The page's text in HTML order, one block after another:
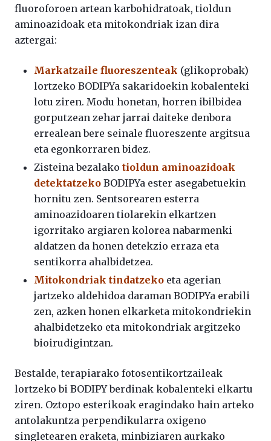
fluoroforoen artean karbohidratoak, tioldun
aminoazidoak eta mitokondriak izan dira
aztergai:
Markatzaile fluoreszenteak (glikoprobak)
lortzeko BODIPYa sakaridoekin kobalenteki
lotu ziren. Modu honetan, horren ibilbidea
gorputzean zehar jarrai daiteke denbora
errealean bere seinale fluoreszente argitsua
eta egonkorraren bidez.
Zisteina bezalako tioldun aminoazidoak
detektatzeko BODIPYa ester asegabetuekin
hornitu zen. Sentsorearen esterra
aminoazidoaren tiolarekin elkartzen
igorritako argiaren kolorea nabarmenki
aldatzen da honen detekzio erraza eta
sentikorra ahalbidetzea.
Mitokondriak tindatzeko eta agerian
jartzeko aldehidoa daraman BODIPYa erabili
zen, azken honen elkarketa mitokondriekin
ahalbidetzeko eta mitokondriak argitzeko
bioirudigintzan.
Bestalde, terapiarako fotosentikortzaileak
lortzeko bi BODIPY berdinak kobalenteki elkartu
ziren. Oztopo esterikoak eragindako hain arteko
antolakuntza perpendikularra oxigeno
singletearen eraketa, minbiziaren aurkako